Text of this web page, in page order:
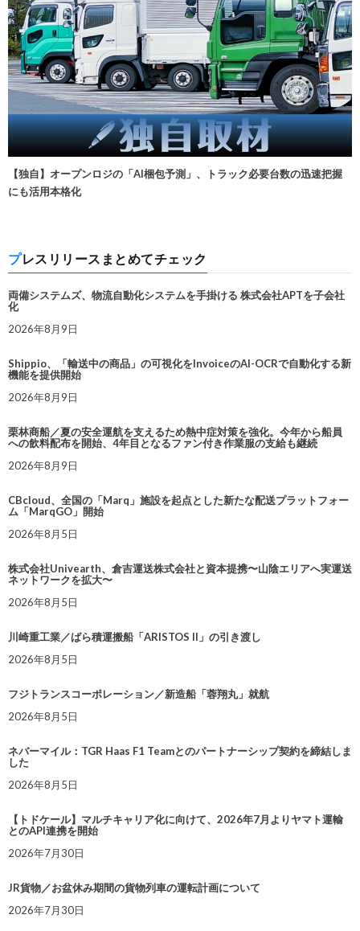
【独自】オープンロジの「AI梱包予測」、トラック必要台数の迅速把握
にも活用本格化
プレスリリースまとめてチェック
両備システムズ、物流自動化システムを手掛ける 株式会社APTを子会社
化
2026年8月9日
Shippio、「輸送中の商品」の可視化をInvoiceのAI-OCRで自動化する新
機能を提供開始
2026年8月9日
栗林商船／夏の安全運航を支えるため熱中症対策を強化。今年から船員
への飲料配布を開始、4年目となるファン付き作業服の支給も継続
2026年8月9日
CBcloud、全国の「Marq」施設を起点とした新たな配送プラットフォー
ム「MarqGO」開始
2026年8月5日
株式会社Univearth、倉吉運送株式会社と資本提携〜山陰エリアへ実運送
ネットワークを拡大〜
2026年8月5日
川崎重工業／ばら積運搬船「ARISTOS II」の引き渡し
2026年8月5日
フジトランスコーポレーション／新造船「蓉翔丸」就航
2026年8月5日
ネバーマイル：TGR Haas F1 Teamとのパートナーシップ契約を締結しま
した
2026年8月5日
【トドケール】マルチキャリア化に向けて、2026年7月よりヤマト運輸
とのAPI連携を開始
2026年7月30日
JR貨物／お盆休み期間の貨物列車の運転計画について
2026年7月30日